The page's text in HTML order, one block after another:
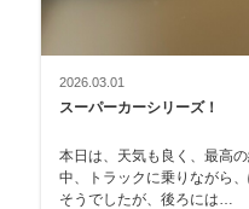
2026.03.01
スーパーカーシリーズ！
本日は、天気も良く、最高の納車日和
中、トラックに乗りながら、ぽか
そうでしたが、後ろには…